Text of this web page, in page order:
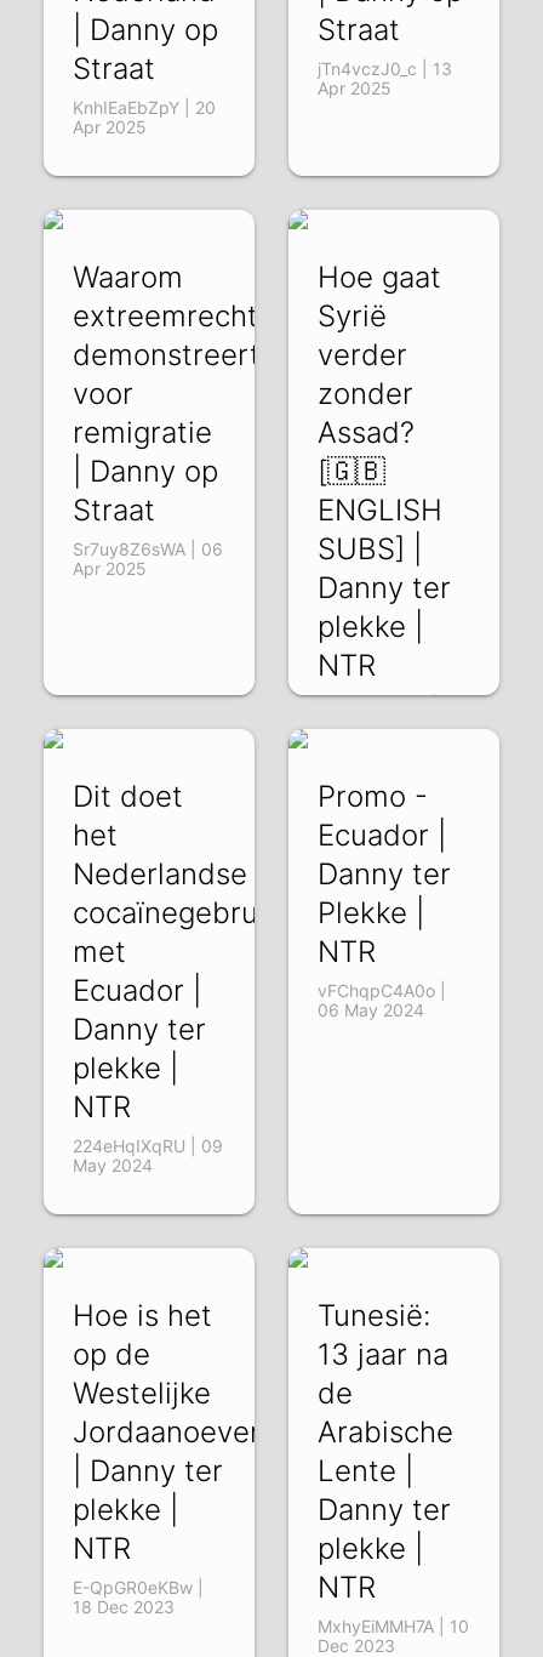
| Danny op
Straat
KnhIEaEbZpY | 20
Apr 2025
Straat
jTn4vczJ0_c | 13
Apr 2025
Waarom
extreemrechts
demonstreert
voor
remigratie
| Danny op
Straat
Sr7uy8Z6sWA | 06
Apr 2025
Hoe gaat
Syrië
verder
zonder
Assad?
[🇬🇧
ENGLISH
SUBS] |
Danny ter
plekke |
NTR
CApFt7DKt5k | 07
Dit doet
het
Nederlandse
cocaïnegebruik
met
Ecuador |
Danny ter
plekke |
NTR
224eHqIXqRU | 09
May 2024
Promo -
Ecuador |
Danny ter
Plekke |
NTR
vFChqpC4A0o |
06 May 2024
Hoe is het
op de
Westelijke
Jordaanoever?
| Danny ter
plekke |
NTR
E-QpGR0eKBw |
18 Dec 2023
Tunesië:
13 jaar na
de
Arabische
Lente |
Danny ter
plekke |
NTR
MxhyEiMMH7A | 10
Dec 2023